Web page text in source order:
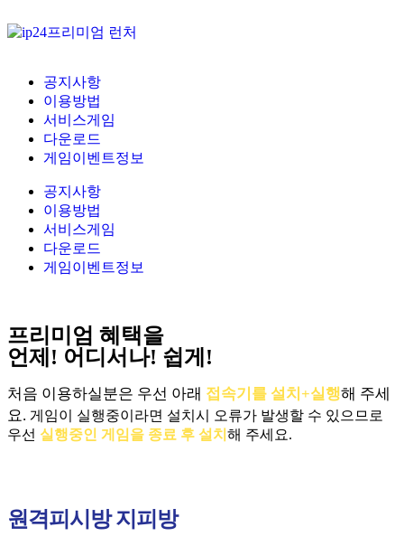
공지사항
이용방법
서비스게임
다운로드
게임이벤트정보
공지사항
이용방법
서비스게임
다운로드
게임이벤트정보
프리미엄 혜택을
언제! 어디서나! 쉽게!
처음 이용하실분은 우선 아래 접속기를 설치+실행해 주세
요. 게임이 실행중이라면 설치시 오류가 발생할 수 있으므로
우선 실행중인 게임을 종료 후 설치 해 주세요.
원격피시방 지피방